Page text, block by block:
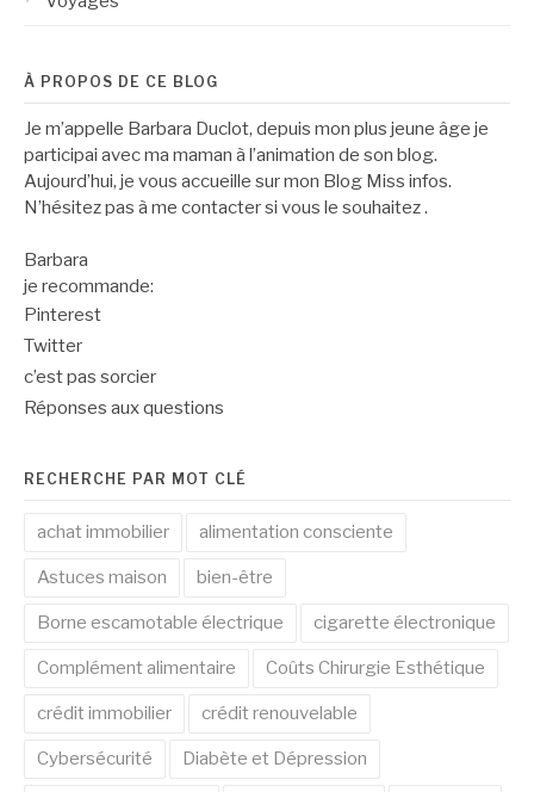
À PROPOS DE CE BLOG
Je m’appelle Barbara Duclot, depuis mon plus jeune âge je
participai avec ma maman à l’animation de son blog.
Aujourd’hui, je vous accueille sur mon Blog Miss infos.
N’hésitez pas à me contacter si vous le souhaitez .
Barbara
je recommande:
Pinterest
Twitter
c’est pas sorcier
Réponses aux questions
RECHERCHE PAR MOT CLÉ
achat immobilier alimentation consciente
Astuces maison bien-être
Borne escamotable électrique cigarette électronique
Complément alimentaire Coûts Chirurgie Esthétique
crédit immobilier crédit renouvelable
Cybersécurité Diabète et Dépression